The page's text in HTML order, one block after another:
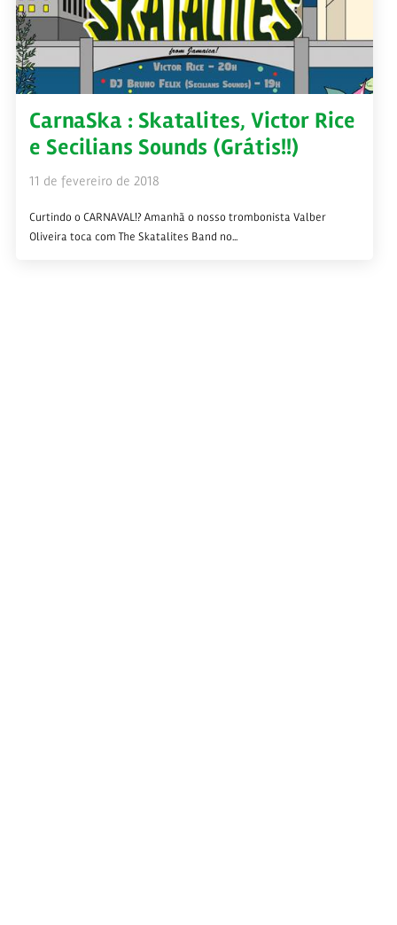
CarnaSka : Skatalites, Victor Rice
e Secilians Sounds (Grátis!!)
11 de fevereiro de 2018
Curtindo o CARNAVAL!? Amanhã o nosso trombonista Valber
Oliveira toca com The Skatalites Band no...